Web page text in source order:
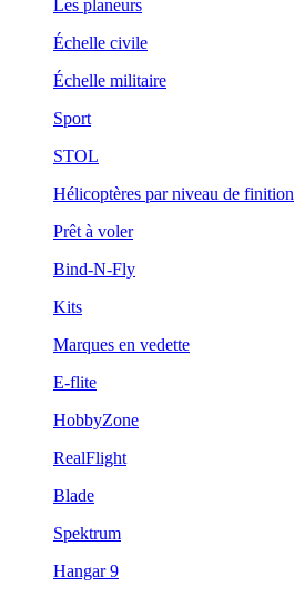
Les planeurs
Échelle civile
Échelle militaire
Sport
STOL
Hélicoptères par niveau de finition
Prêt à voler
Bind-N-Fly
Kits
Marques en vedette
E-flite
HobbyZone
RealFlight
Blade
Spektrum
Hangar 9